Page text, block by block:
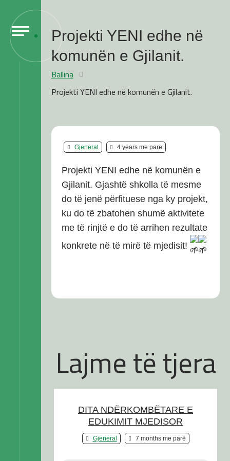
Projekti YENI edhe në
komunën e Gjilanit.
Ballina
Projekti YENI edhe në komunën e Gjilanit.
Gjeneral 4 years me parë
Projekti YENI edhe në komunën e
Gjilanit. Gjashtë shkolla të mesme
do të jenë përfituese nga ky projekt,
ku do të zbatohen shumë aktivitete
me të rinjtë e do të arrihen rezultate
konkrete në të mirë të mjedisit!
Lajme të tjera
DITA NDËRKOMBËTARE E
EDUKIMIT MJEDISOR
Gjeneral 7 months me parë